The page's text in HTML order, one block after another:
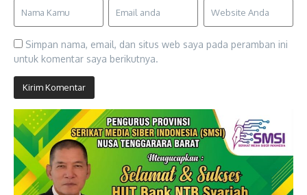
Simpan nama, email, dan situs web saya pada peramban ini
untuk komentar saya berikutnya.